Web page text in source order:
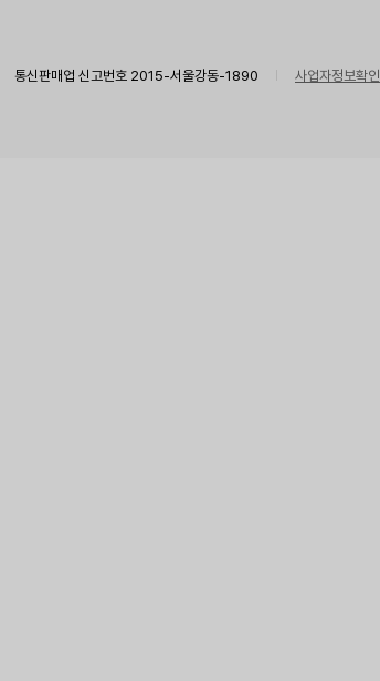
통신판매업 신고번호 2015-서울강동-1890 사업자정보확인